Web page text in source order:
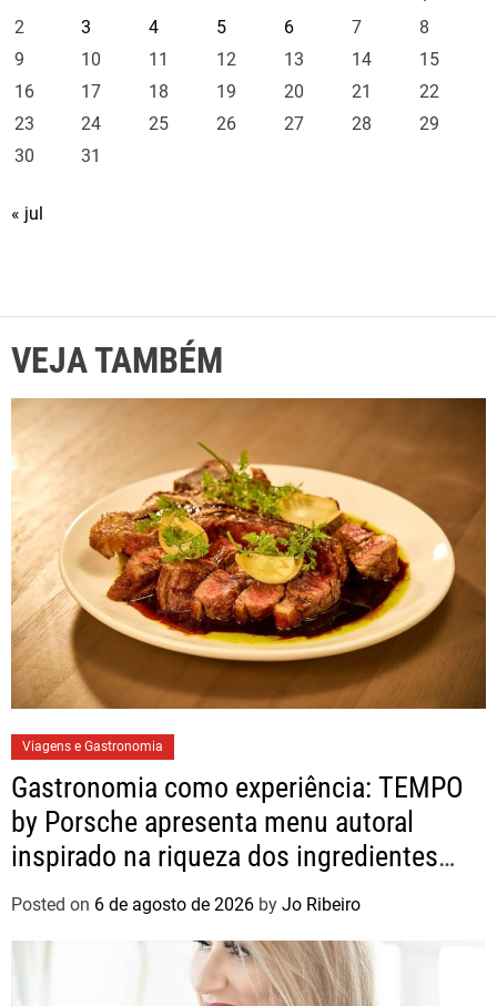
2
3 4 5 6 7
8
9
10 11 12 13 14
15
16
17 18 19 20 21
22
23
24 25 26 27 28
29
30
31
« jul
VEJA TAMBÉM
Viagens e Gastronomia
Gastronomia como experiência: TEMPO
by Porsche apresenta menu autoral
inspirado na riqueza dos ingredientes
brasileiros
Posted on 6 de agosto de 2026 by Jo Ribeiro